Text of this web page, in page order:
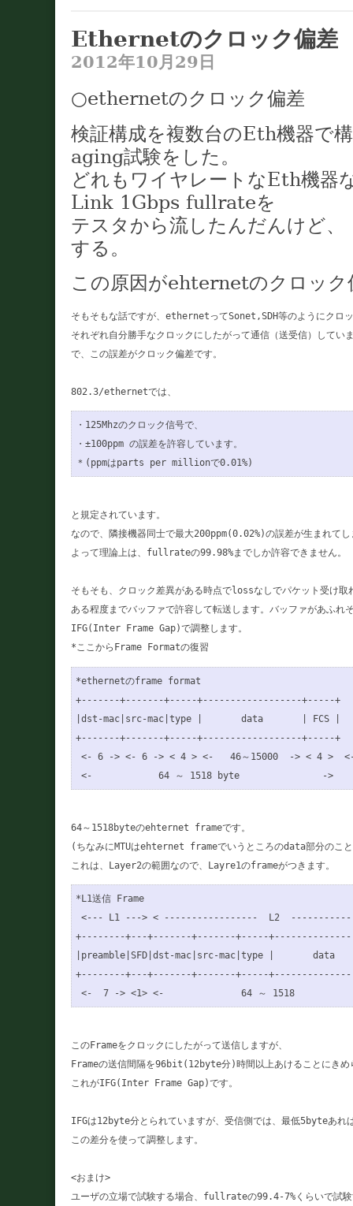
Ethernetのクロック偏差
2012年10月29日
○ethernetのクロック偏差
検証構成を複数台のEth機器で
aging試験をした。
どれもワイヤレートなEth機器
Link 1Gbps fullrateを
テスタから流したんだんけど
する。
この原因がehternetのクロック
そもそもな話ですが、ethernetってSonet,SDH等のようにクロ
それぞれ自分勝手なクロックにしたがって通信（送受信）してい
で、この誤差がクロック偏差です。
・125Mhzのクロック信号で、
・±100ppm の誤差を許容しています。
＊(ppmはparts per millionで0.01%)
と規定されています。
なので、隣接機器同士で最大200ppm(0.02%)の誤差が生まれてし
よって理論上は、fullrateの99.98%までしか許容できません。
そもそも、クロック差異がある時点でlossなしでパケット受け取
ある程度までバッファで許容して転送します。バッファがあふれ
IFG(Inter Frame Gap)で調整します。
*ethernetのframe format
+-------+-------+-----+------------------+-----+
|dst-mac|src-mac|type |       data       | FCS |
+-------+-------+-----+------------------+-----+
<- 6 -> <- 6 -> < 4 > <-   46～15000  -> < 4 >
<-            64 ～ 1518 byte               ->
64～1518byteのehternet frameです。
(ちなみにMTUはehternet frameでいうところのdata部分のこ
*L1送信 Frame
<--- L1 ---> < -----------------  L2
+--------+---+-------+-------+-----
|preamble|SFD|dst-mac|src-mac|type |       data
+--------+---+-------+-------+-----
このFrameをクロックにしたがって送信しますが、
Frameの送信間隔を96bit(12byte分)時間以上あけることにきめ
これがIFG(Inter Frame Gap)です。
IFGは12byte分とられていますが、受信側では、最低5byteあれ
この差分を使って調整します。
<おまけ>
ユーザの立場で試験する場合、fullrateの99.4-7%くらいで試験